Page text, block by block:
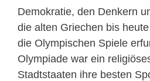
Demokratie, den Denkern
die alten Griechen bis
die Olympischen Spiele
Olympiade war ein
Stadtstaaten ihre besten